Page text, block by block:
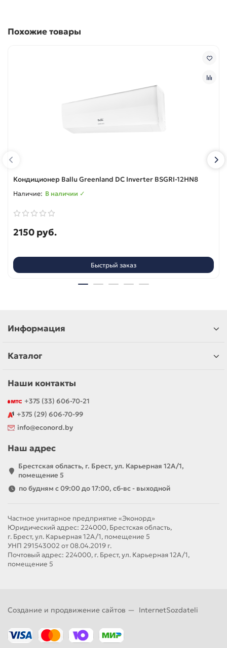
Похожие товары
Кондиционер Ballu Greenland DC Inverter BSGRI-12HN8
В наличии ✓
2150 руб.
Быстрый заказ
Информация
Каталог
Наши контакты
+375 (33) 606-70-21
+375 (29) 606-70-99
info@econord.by
Наш адрес
Брестская область, г. Брест, ул. Карьерная 12А/1,
помещение 5
по будням с 09:00 до 17:00, сб-вс - выходной
Частное унитарное предприятие «Эконорд»
Юридический адрес: 224000, Брестская область,
г. Брест, ул. Карьерная 12А/1, помещение 5
УНП 291543002 от 08.04.2019 г.
Почтовый адрес: 224000, г. Брест, ул. Карьерная 12А/1,
помещение 5
Создание и продвижение сайтов — InternetSozdateli